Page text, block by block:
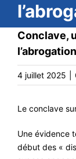
Conclave,
4 juillet 2025
Le conclave
Une évidence
début des «